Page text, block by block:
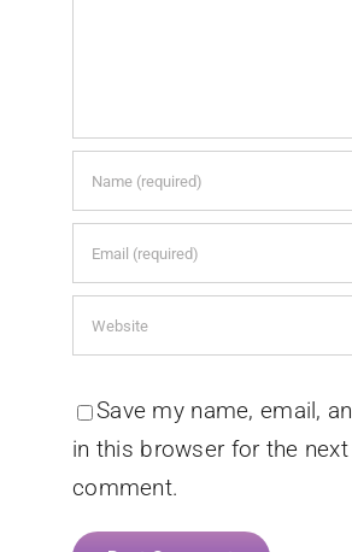
Save my name, email,
in this browser for the
comment.